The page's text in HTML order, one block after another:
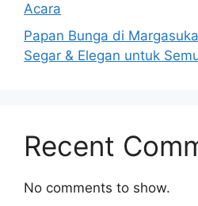
Acara
Papan Bunga di
Segar & Elegan untuk
Recent
No comments to show.